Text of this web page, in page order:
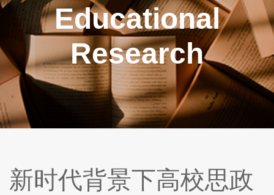
Educational
Research
新时代背景下高校思政